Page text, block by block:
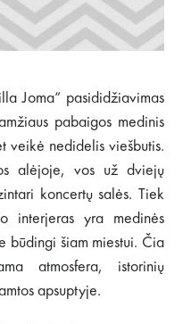
Joma“ pasididžiavimas
pabaigos medinis
veikė nedidelis viešbutis.
alėjoje, vos už dviejų
koncertų salės. Tiek
interjeras yra medinės
būdingi šiam miestui. Čia
atmosfera, istorinių
apsuptyje.